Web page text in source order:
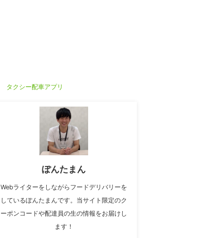
タクシー配車アプリ
ぽんたまん
Webライターをしながらフードデリバリーを
しているぽんたまんです。当サイト限定のク
ーポンコードや配達員の生の情報をお届けし
ます！